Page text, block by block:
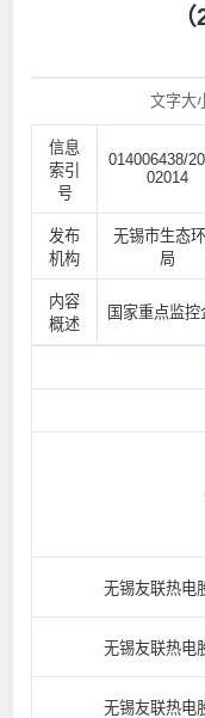
文字大
信息
索引
号
014006438/
02014
发布
机构
无锡市生态
局
内容
概述
国家重点监控
无锡友联热电
无锡友联热电
无锡友联热电